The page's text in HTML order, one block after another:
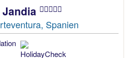
Spanien